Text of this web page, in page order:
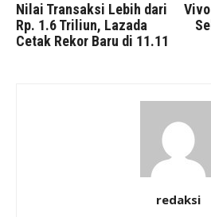
Nilai Transaksi Lebih dari
Rp. 1.6 Triliun, Lazada
Cetak Rekor Baru di 11.11
redaksi